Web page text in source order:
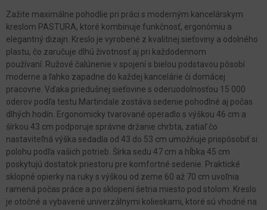
Zažite maximálne pohodlie pri práci s moderným kancelárskym
kreslom PASTURA, ktoré kombinuje funkčnosť, ergonómiu a
elegantný dizajn. Kreslo je vyrobené z kvalitnej sieťoviny a odolného
plastu, čo zaručuje dlhú životnosť aj pri každodennom
používaní. Ružové čalúnenie v spojení s bielou podstavou pôsobí
moderne a ľahko zapadne do každej kancelárie či domácej
pracovne. Vďaka priedušnej sieťovine s oderuodolnosťou 15 000
oderov podľa testu Martindale zostáva sedenie pohodlné aj počas
dlhých hodín. Ergonomicky tvarované operadlo s výškou 46 cm a
šírkou 43 cm podporuje správne držanie chrbta, zatiaľ čo
nastaviteľná výška sedadla od 43 do 53 cm umožňuje prispôsobiť si
polohu podľa vašich potrieb. Šírka sedu 47 cm a hĺbka 45 cm
poskytujú dostatok priestoru pre komfortné sedenie. Praktické
sklopné opierky na ruky s výškou od zeme 60 až 70 cm uvoľnia
ramená počas práce a po sklopení šetria miesto pod stolom. Kreslo
je otočné a vybavené univerzálnymi kolieskami, ktoré sú vhodné na